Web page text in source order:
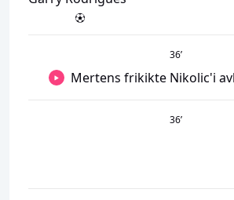
36’
Mertens frikikte Nikolic'i
36’